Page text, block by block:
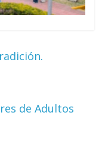
de Adultos